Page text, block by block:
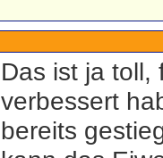
Das ist ja toll,
verbessert
bereits